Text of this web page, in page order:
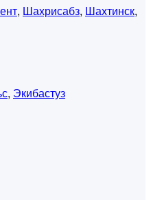
, Шахрисабз, Шахтинск,
, Экибастуз